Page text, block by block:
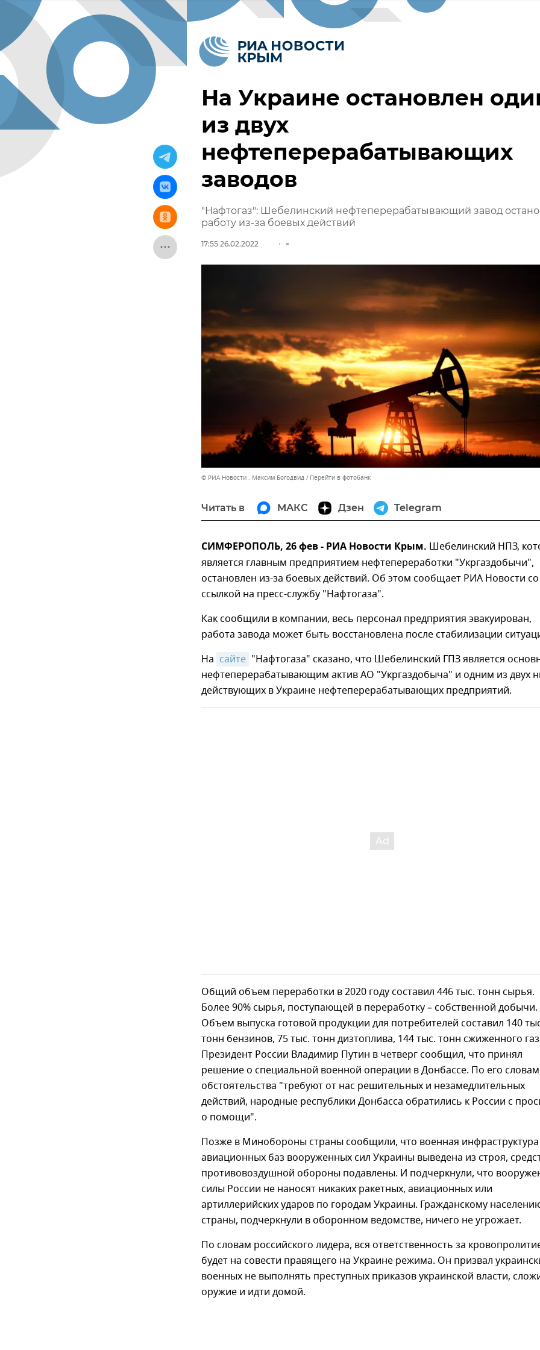
На Украине остановлен
из двух
нефтеперерабатывающих
заводов
"Нафтогаз": Шебелинский нефтеперерабатывающий завод
работу из-за боевых действий
17:55 26.02.2022
© РИА Новости . Максим Богодвид Перейти в фотобанк
Читать в МАКС Дзен Telegram
СИМФЕРОПОЛЬ, 26 фев - РИА Новости Крым. Шебелинский НПЗ,
является главным предприятием нефтепереработки "Укргаздобычи",
остановлен из-за боевых действий. Об этом сообщает РИА Новости со
ссылкой на пресс-службу "Нафтогаза".
Как сообщили в компании, весь персонал предприятия эвакуирован,
работа завода может быть восстановлена после стабилизации
На сайте "Нафтогаза" сказано, что Шебелинский ГПЗ является
нефтеперерабатывающим актив АО "Укргаздобыча" и одним из двух
действующих в Украине нефтеперерабатывающих предприятий.
Общий объем переработки в 2020 году составил 446 тыс. тонн сырья.
Более 90% сырья, поступающей в переработку – собственной добычи.
Объем выпуска готовой продукции для потребителей составил 140
тонн бензинов, 75 тыс. тонн дизтоплива, 144 тыс. тонн сжиженного
Президент России Владимир Путин в четверг сообщил, что принял
решение о специальной военной операции в Донбассе. По его
обстоятельства "требуют от нас решительных и незамедлительных
действий, народные республики Донбасса обратились к России с
о помощи".
Позже в Минобороны страны сообщили, что военная инфраструктура
авиационных баз вооруженных сил Украины выведена из строя,
противовоздушной обороны подавлены. И подчеркнули, что
силы России не наносят никаких ракетных, авиационных или
артиллерийских ударов по городам Украины. Гражданскому
страны, подчеркнули в оборонном ведомстве, ничего не угрожает.
По словам российского лидера, вся ответственность за
будет на совести правящего на Украине режима. Он призвал
военных не выполнять преступных приказов украинской власти,
оружие и идти домой.